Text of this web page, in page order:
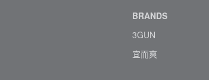
BRANDS
3GUN
宜而爽